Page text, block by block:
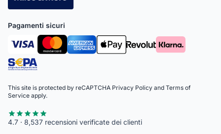
Pagamenti sicuri
This site is protected by reCAPTCHA Privacy Policy and Terms of
Service apply.
4.7 · 8,537 recensioni verificate dei clienti